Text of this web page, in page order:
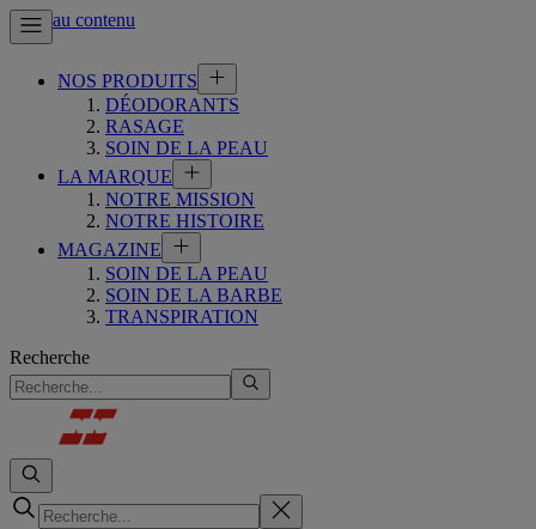
Aller au contenu
NOS PRODUITS
DÉODORANTS
RASAGE
SOIN DE LA PEAU
LA MARQUE
NOTRE MISSION
NOTRE HISTOIRE
MAGAZINE
SOIN DE LA PEAU
SOIN DE LA BARBE
TRANSPIRATION
Recherche